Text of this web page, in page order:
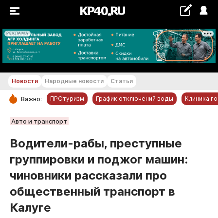
РЕКЛАМА
+25...+26 °С
РУБРИКИ
Новости компаний
Статьи
Народные новости
Авто и транспорт
Благоустройство
Новости Народные новости Статьи
Важно: ПРОтуризм График отключений воды Клиника
Авто и транспорт
Водители-рабы, преступные
группировки и поджог машин:
чиновники рассказали про
общественный транспорт в
Калуге